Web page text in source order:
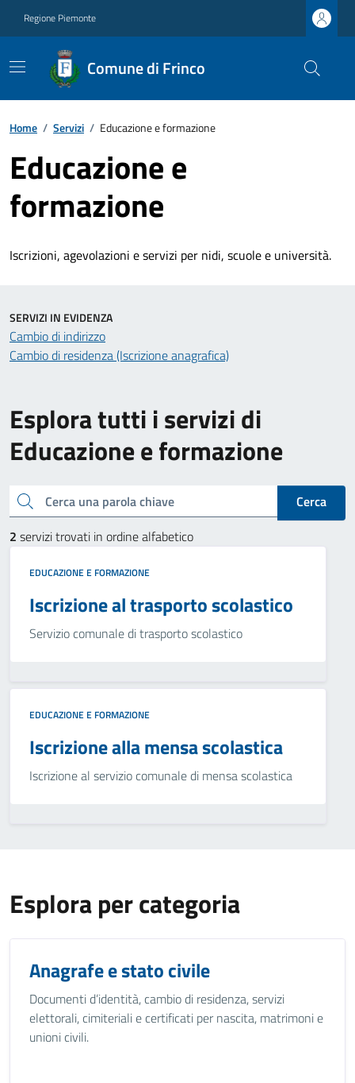
Regione Piemonte
Comune di Frinco
Home / Servizi / Educazione e formazione
Educazione e
formazione
Iscrizioni, agevolazioni e servizi per nidi, scuole e università.
Esplora tutti i servizi di
Educazione e formazione
Cerca una parola chiave
Cerca
2 servizi trovati in ordine alfabetico
EDUCAZIONE E FORMAZIONE
Iscrizione al trasporto scolastico
Servizio comunale di trasporto scolastico
EDUCAZIONE E FORMAZIONE
Iscrizione alla mensa scolastica
Iscrizione al servizio comunale di mensa scolastica
SERVIZI IN EVIDENZA
Cambio di indirizzo
Cambio di residenza (Iscrizione anagrafica)
Esplora per categoria
Anagrafe e stato civile
Documenti d’identità, cambio di residenza, servizi
elettorali, cimiteriali e certificati per nascita, matrimoni e
unioni civili.